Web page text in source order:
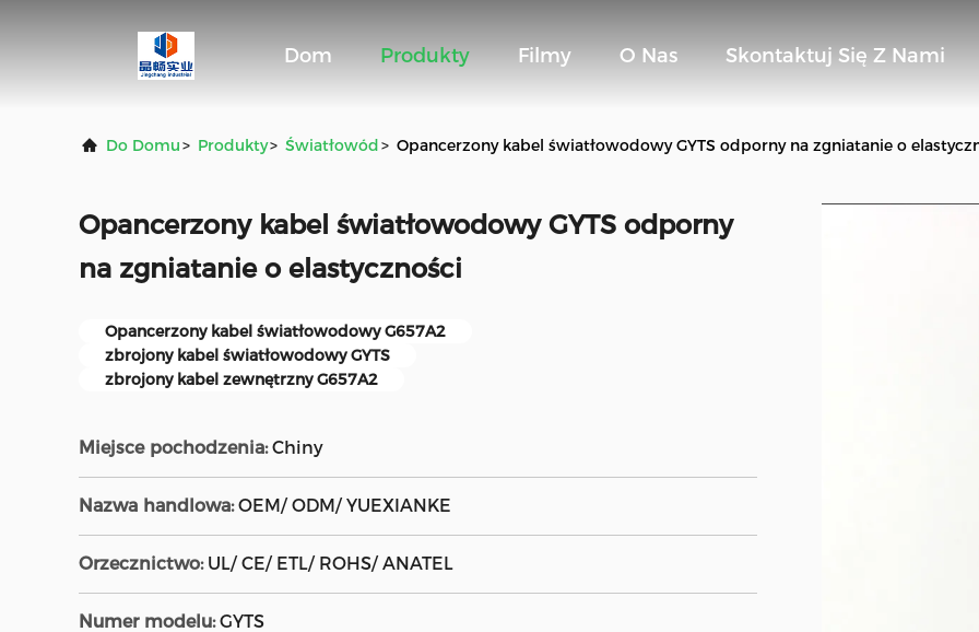
Dom Produkty Filmy O Nas Skontaktuj Się Z Nami
Do Domu> Produkty> Światłowód> Opancerzony kabel światłowodowy GYTS odporny na zgniatanie o
Opancerzony kabel światłowodowy GYTS odporny
na zgniatanie o elastyczności
Opancerzony kabel światłowodowy G657A2
zbrojony kabel światłowodowy GYTS
zbrojony kabel zewnętrzny G657A2
Miejsce pochodzenia: Chiny
Nazwa handlowa: OEM/ ODM/ YUEXIANKE
Orzecznictwo: UL/ CE/ ETL/ ROHS/ ANATEL
Numer modelu: GYTS